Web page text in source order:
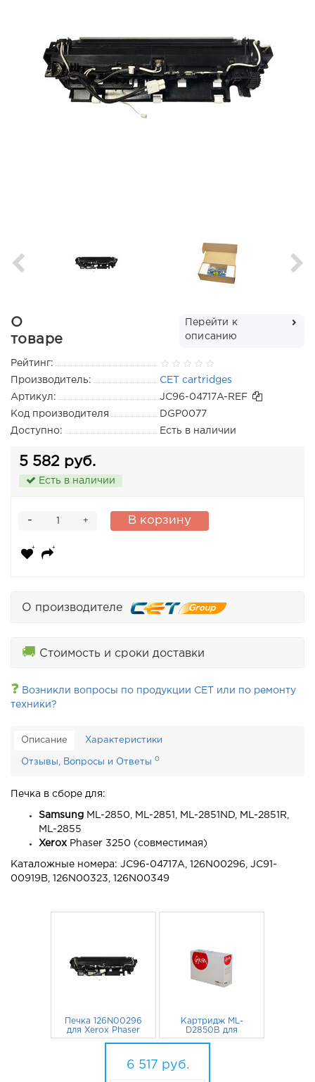
О
товаре
Перейти к
описанию
Рейтинг:
Производитель:
CET cartridges
Артикул:
JC96-04717A-REF
Код производителя
DGP0077
Доступно:
Есть в наличии
5 582 руб.
Есть в наличии
+
- В корзину
О производителе
🚚 Стоимость и сроки доставки
❓ Возникли вопросы по продукции CET или по ремонту
техники?
Описание Характеристики
Отзывы, Вопросы и Ответы 0
Печка в сборе для:
Samsung ML-2850, ML-2851, ML-2851ND, ML-2851R,
ML-2855
Xerox Phaser 3250 (совместимая)
Каталожные номера: JC96-04717A, 126N00296, JC91-
00919B, 126N00323, 126N00349
Печка 126N00296
для Xerox Phaser
3250, JC96-04717A
Картридж ML-
D2850B для
Samsung ML-2850,
5000 стр. Sakura
6 517 руб.